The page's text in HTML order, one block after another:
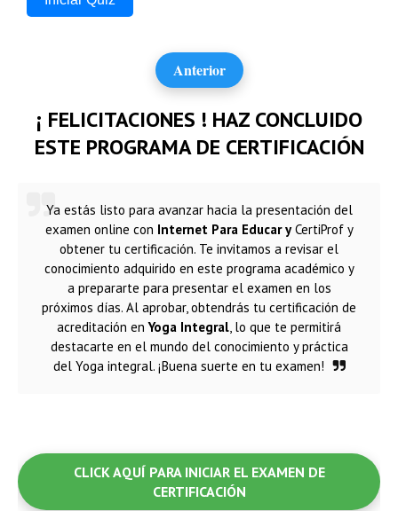
Anterior
¡ FELICITACIONES ! HAZ CONCLUIDO
ESTE PROGRAMA DE CERTIFICACIÓN
Ya estás listo para avanzar hacia la presentación del
examen online con Internet Para Educar yCertiProf y
obtener tu certificación. Te invitamos a revisar el
conocimiento adquirido en este programa académico y
a prepararte para presentar el examen en los
próximos días. Al aprobar, obtendrás tu certificación de
acreditación enYoga Integral, lo que te permitirá
destacarte en el mundo del conocimiento y práctica
del Yoga integral. ¡Buena suerte en tu examen!
CLICK AQUÍ PARA INICIAR EL EXAMEN DE
CERTIFICACIÓN